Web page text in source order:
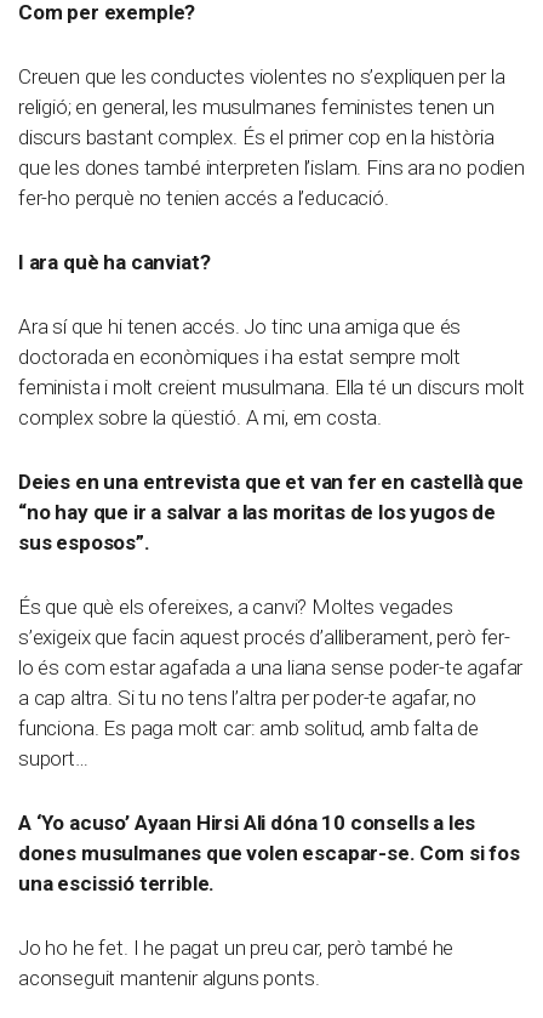
Com per exemple?
Creuen que les conductes violentes no s’expliquen per la
religió; en general, les musulmanes feministes tenen un
discurs bastant complex. És el primer cop en la història
que les dones també interpreten l’islam. Fins ara no podien
fer-ho perquè no tenien accés a l’educació.
I ara què ha canviat?
Ara sí que hi tenen accés. Jo tinc una amiga que és
doctorada en econòmiques i ha estat sempre molt
feminista i molt creient musulmana. Ella té un discurs molt
complex sobre la qüestió. A mi, em costa.
Deies en una entrevista que et van fer en castellà que
“no hay que ir a salvar a las moritas de los yugos de
sus esposos”.
És que què els ofereixes, a canvi? Moltes vegades
s’exigeix que facin aquest procés d’alliberament, però fer-
lo és com estar agafada a una liana sense poder-te agafar
a cap altra. Si tu no tens l’altra per poder-te agafar, no
funciona. Es paga molt car: amb solitud, amb falta de
suport…
A ‘Yo acuso’ Ayaan Hirsi Ali dóna 10 consells a les
dones musulmanes que volen escapar-se. Com si fos
una escissió terrible.
Jo ho he fet. I he pagat un preu car, però també he
aconseguit mantenir alguns ponts.